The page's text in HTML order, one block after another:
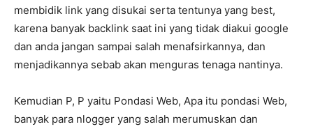
membidik link yang disukai serta tentunya yang best,
karena banyak backlink saat ini yang tidak diakui google
dan anda jangan sampai salah menafsirkannya, dan
menjadikannya sebab akan menguras tenaga nantinya.
Kemudian P, P yaitu Pondasi Web, Apa itu pondasi Web,
banyak para nlogger yang salah merumuskan dan